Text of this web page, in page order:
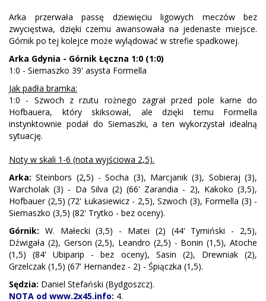
Arka przerwała passę dziewięciu ligowych meczów bez
zwycięstwa, dzięki czemu awansowała na jedenaste miejsce.
Górnik po tej kolejce może wylądować w strefie spadkowej.
Arka Gdynia - Górnik Łęczna 1:0 (1:0)
1:0 - Siemaszko 39' asysta Formella
Jak padła bramka:
1:0 - Szwoch z rzutu rożnego zagrał przed pole karne do
Hofbauera, który skiksował, ale dzięki temu Formella
instynktownie podał do Siemaszki, a ten wykorzystał idealną
sytuację.
Noty w skali 1-6 (nota wyjściowa 2,5).
Arka: Steinbors (2,5) - Socha (3), Marcjanik (3), Sobieraj (3),
Warcholak (3) - Da Silva (2) (66' Zarandia - 2), Kakoko (3,5),
Hofbauer (2,5) (72' Łukasiewicz - 2,5), Szwoch (3), Formella (3) -
Siemaszko (3,5) (82' Trytko - bez oceny).
Górnik: W. Małecki (3,5) - Matei (2) (44' Tymiński - 2,5),
Dźwigała (2), Gerson (2,5), Leandro (2,5) - Bonin (1,5), Atoche
(1,5) (84' Ubiparip - bez oceny), Sasin (2), Drewniak (2),
Grzelczak (1,5) (67' Hernandez - 2) - Śpiączka (1,5).
Sędzia: Daniel Stefański (Bydgoszcz).
NOTA od www.2x45.info: 4.